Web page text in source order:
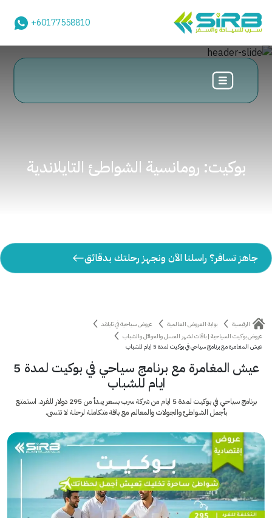
+60177558810
بوكيت: رومانسية الشواطئ التايلاندية
جاهز تسافر؟ راسلنا الآن ونجهز رحلتك بدقائق
الرئيسية بوابة العروض العالمية
عروض سياحية في تايلاند
عروض بوكيت السياحية | باقات لشهر العسل والعوائل والشباب
عيش المغامرة مع برنامج سياحي في بوكيت لمدة 5 ايام للشباب
عيش المغامرة مع برنامج سياحي في بوكيت لمدة 5
ايام للشباب
برنامج سياحي في بوكيت لمدة 5 ايام من شركة سرب بسعر يبدأ من 295 دولار للفرد. استمتع
بأجمل الشواطئ والجولات والمعالم مع باقة متكاملة لرحلة لا تتسى.